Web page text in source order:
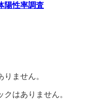
陽性率調査
ません。
はありません。